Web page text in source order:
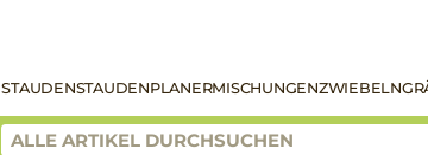
STAUDENSTAUDENPLANERMISCHUNGENZWIEBELN